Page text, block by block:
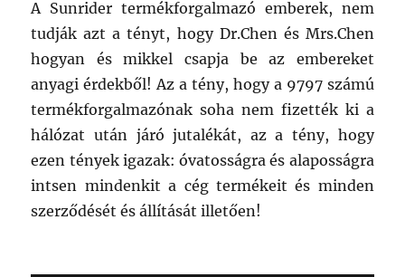
A Sunrider termékforgalmazó emberek, nem
tudják azt a tényt, hogy Dr.Chen és Mrs.Chen
hogyan és mikkel csapja be az embereket
anyagi érdekből! Az a tény, hogy a 9797 számú
termékforgalmazónak soha nem fizették ki a
hálózat után járó jutalékát, az a tény, hogy
ezen tények igazak: óvatosságra és alaposságra
intsen mindenkit a cég termékeit és minden
szerződését és állítását illetően!